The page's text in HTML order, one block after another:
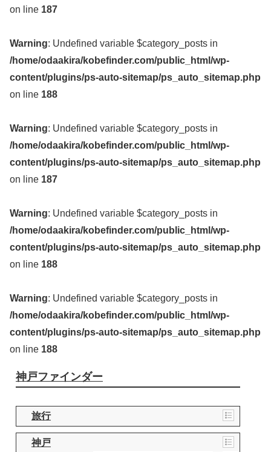
on line 187
Warning: Undefined variable $category_posts in
/home/odaakira/kobefinder.com/public_html/wp-
content/plugins/ps-auto-sitemap/ps_auto_sitemap.php
on line 188
Warning: Undefined variable $category_posts in
/home/odaakira/kobefinder.com/public_html/wp-
content/plugins/ps-auto-sitemap/ps_auto_sitemap.php
on line 187
Warning: Undefined variable $category_posts in
/home/odaakira/kobefinder.com/public_html/wp-
content/plugins/ps-auto-sitemap/ps_auto_sitemap.php
on line 188
Warning: Undefined variable $category_posts in
/home/odaakira/kobefinder.com/public_html/wp-
content/plugins/ps-auto-sitemap/ps_auto_sitemap.php
on line 188
神戸ファインダー
旅行
神戸